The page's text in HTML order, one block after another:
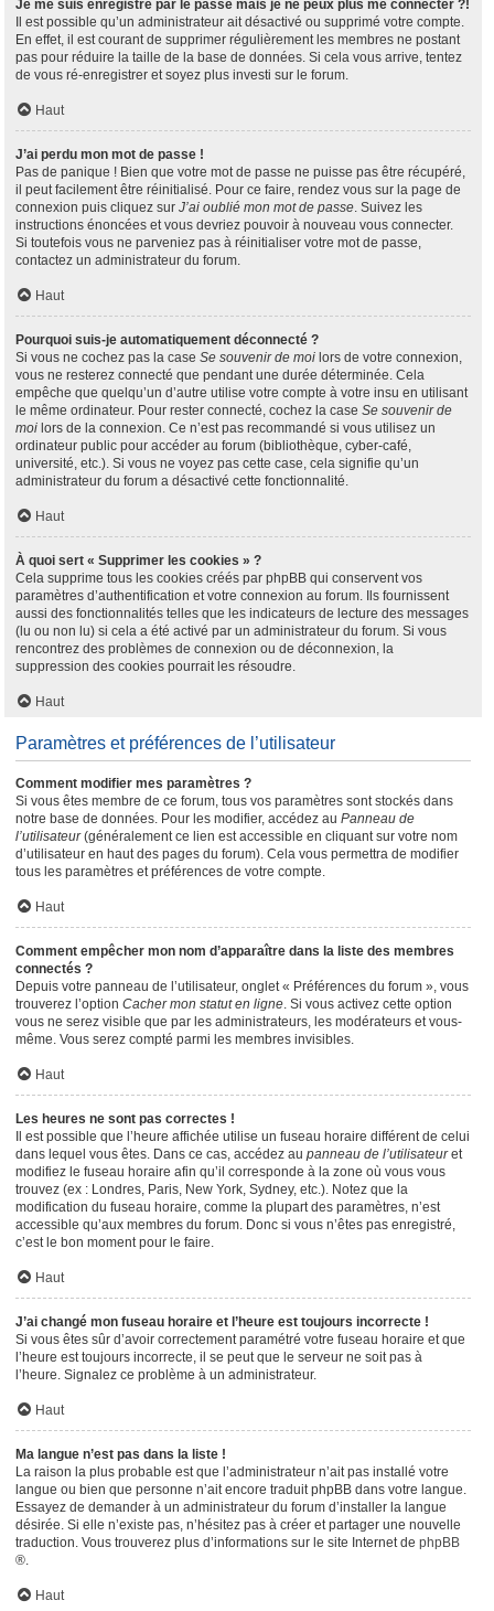
Je me suis enregistré par le passé mais je ne peux plus me connecter ?!
Il est possible qu’un administrateur ait désactivé ou supprimé votre compte.
En effet, il est courant de supprimer régulièrement les membres ne postant
pas pour réduire la taille de la base de données. Si cela vous arrive, tentez
de vous ré-enregistrer et soyez plus investi sur le forum.
Haut
J’ai perdu mon mot de passe !
Pas de panique ! Bien que votre mot de passe ne puisse pas être récupéré,
il peut facilement être réinitialisé. Pour ce faire, rendez vous sur la page de
connexion puis cliquez sur J’ai oublié mon mot de passe. Suivez les
instructions énoncées et vous devriez pouvoir à nouveau vous connecter.
Si toutefois vous ne parveniez pas à réinitialiser votre mot de passe,
contactez un administrateur du forum.
Haut
Pourquoi suis-je automatiquement déconnecté ?
Si vous ne cochez pas la case Se souvenir de moi lors de votre connexion,
vous ne resterez connecté que pendant une durée déterminée. Cela
empêche que quelqu’un d’autre utilise votre compte à votre insu en utilisant
le même ordinateur. Pour rester connecté, cochez la case Se souvenir de
moi lors de la connexion. Ce n’est pas recommandé si vous utilisez un
ordinateur public pour accéder au forum (bibliothèque, cyber-café,
université, etc.). Si vous ne voyez pas cette case, cela signifie qu’un
administrateur du forum a désactivé cette fonctionnalité.
Haut
À quoi sert « Supprimer les cookies » ?
Cela supprime tous les cookies créés par phpBB qui conservent vos
paramètres d’authentification et votre connexion au forum. Ils fournissent
aussi des fonctionnalités telles que les indicateurs de lecture des messages
(lu ou non lu) si cela a été activé par un administrateur du forum. Si vous
rencontrez des problèmes de connexion ou de déconnexion, la
suppression des cookies pourrait les résoudre.
Haut
Paramètres et préférences de l’utilisateur
Comment modifier mes paramètres ?
Si vous êtes membre de ce forum, tous vos paramètres sont stockés dans
notre base de données. Pour les modifier, accédez au Panneau de
l’utilisateur(généralement ce lien est accessible en cliquant sur votre nom
d’utilisateur en haut des pages du forum). Cela vous permettra de modifier
tous les paramètres et préférences de votre compte.
Haut
Comment empêcher mon nom d’apparaître dans la liste des membres
connectés ?
Depuis votre panneau de l’utilisateur, onglet « Préférences du forum », vous
trouverez l’option Cacher mon statut en ligne. Si vous activez cette option
vous ne serez visible que par les administrateurs, les modérateurs et vous-
même. Vous serez compté parmi les membres invisibles.
Haut
Les heures ne sont pas correctes !
Il est possible que l’heure affichée utilise un fuseau horaire différent de celui
dans lequel vous êtes. Dans ce cas, accédez au panneau de l’utilisateuret
modifiez le fuseau horaire afin qu’il corresponde à la zone où vous vous
trouvez (ex : Londres, Paris, New York, Sydney, etc.). Notez que la
modification du fuseau horaire, comme la plupart des paramètres, n’est
accessible qu’aux membres du forum. Donc si vous n’êtes pas enregistré,
c’est le bon moment pour le faire.
Haut
J’ai changé mon fuseau horaire et l’heure est toujours incorrecte !
Si vous êtes sûr d’avoir correctement paramétré votre fuseau horaire et que
l’heure est toujours incorrecte, il se peut que le serveur ne soit pas à
l’heure. Signalez ce problème à un administrateur.
Haut
Ma langue n’est pas dans la liste !
La raison la plus probable est que l’administrateur n’ait pas installé votre
langue ou bien que personne n’ait encore traduit phpBB dans votre langue.
Essayez de demander à un administrateur du forum d’installer la langue
désirée. Si elle n’existe pas, n’hésitez pas à créer et partager une nouvelle
traduction. Vous trouverez plus d’informations sur le site Internet de phpBB
®.
Haut